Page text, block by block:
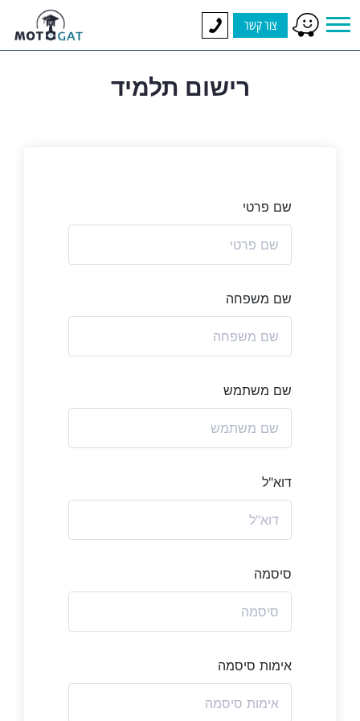
צור קשר
רישום תלמיד
שם פרטי
שם משפחה
שם משתמש
דוא"ל
סיסמה
אימות סיסמה